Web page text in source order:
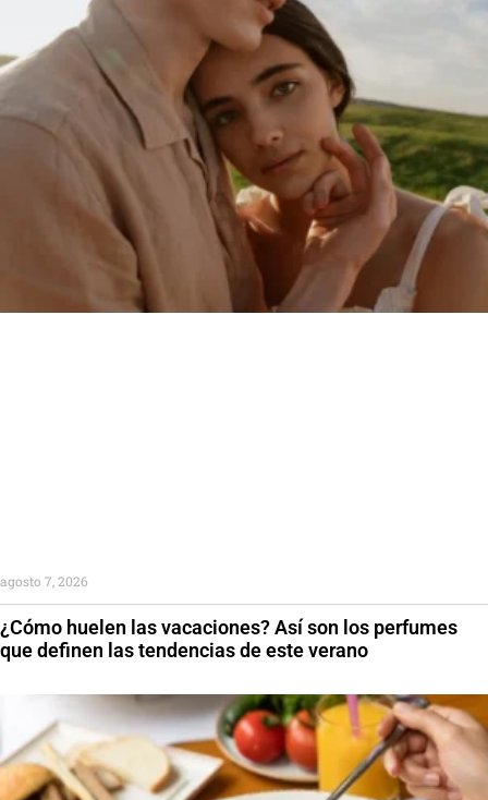
¿Cómo huelen las vacaciones? Así son los perfumes
que definen las tendencias de este verano
agosto 7, 2026